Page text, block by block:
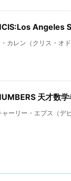
Angeles
カレン（クリス・オ
天才数
ャーリー・エプス（デ